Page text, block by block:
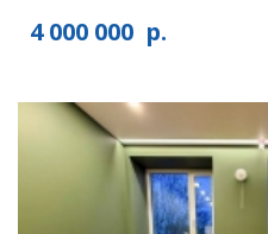
4 000 000 р.